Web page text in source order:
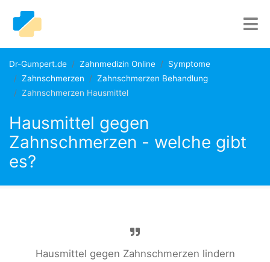
Dr-Gumpert.de Zahnmedizin Online
Symptome
Zahnschmerzen
Zahnschmerzen Behandlung
Zahnschmerzen Hausmittel
Hausmittel gegen
Zahnschmerzen - welche gibt
es?
Hausmittel gegen Zahnschmerzen lindern